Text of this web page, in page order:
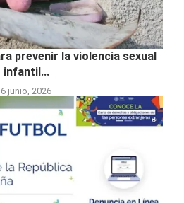
prevenir la violencia sexual
infantil...
6 junio, 2026